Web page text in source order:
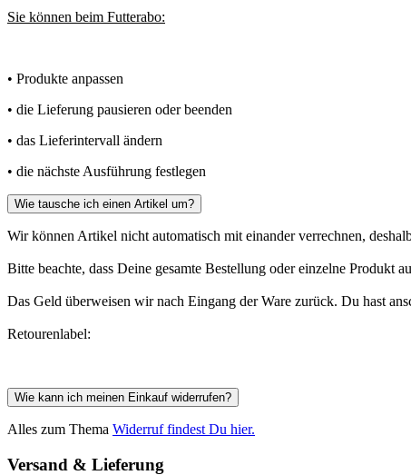
Sie können beim Futterabo:
• Produkte anpassen
• die Lieferung pausieren oder beenden
• das Lieferintervall ändern
• die nächste Ausführung festlegen
Wie tausche ich einen Artikel um?
Wir können Artikel nicht automatisch mit einander verrechnen,
Bitte beachte, dass Deine gesamte Bestellung oder einzelne Produkt
Das Geld überweisen wir nach Eingang der Ware zurück. Du hast
Retourenlabel:
Wie kann ich meinen Einkauf widerrufen?
Alles zum Thema Widerruf findest Du hier.
Versand & Lieferung